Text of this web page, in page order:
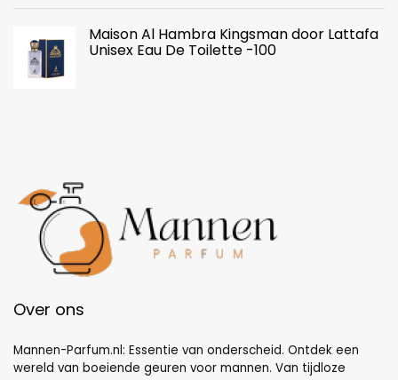
Maison Al Hambra Kingsman door Lattafa
Unisex Eau De Toilette -100
Over ons
Mannen-Parfum.nl: Essentie van onderscheid. Ontdek een
wereld van boeiende geuren voor mannen. Van tijdloze